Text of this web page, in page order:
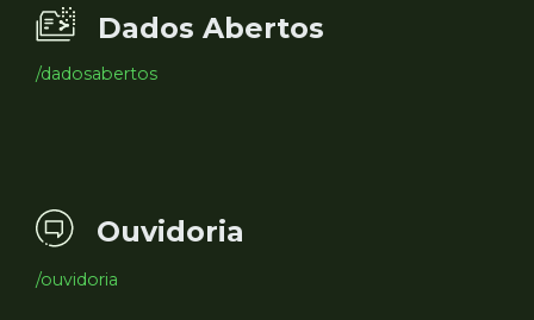
Dados Abertos
/dadosabertos
Ouvidoria
/ouvidoria